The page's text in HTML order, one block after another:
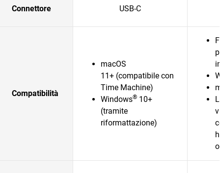
Connettore USB-C
Compatibilità
macOS
11+ (compatibile con
Time Machine)
Windows® 10+
(tramite
riformattazione)